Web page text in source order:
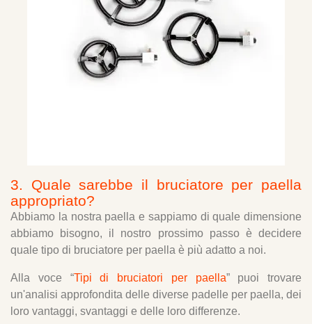
3. Quale sarebbe il bruciatore per paella
appropriato?
Abbiamo la nostra paella e sappiamo di quale dimensione
abbiamo bisogno, il nostro prossimo passo è decidere
quale tipo di bruciatore per paella è più adatto a noi.
Alla voce “Tipi di bruciatori per paella” puoi trovare
un'analisi approfondita delle diverse padelle per paella, dei
loro vantaggi, svantaggi e delle loro differenze.